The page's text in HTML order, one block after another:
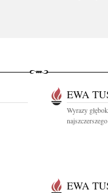
EWA
Wyrazy
EWA